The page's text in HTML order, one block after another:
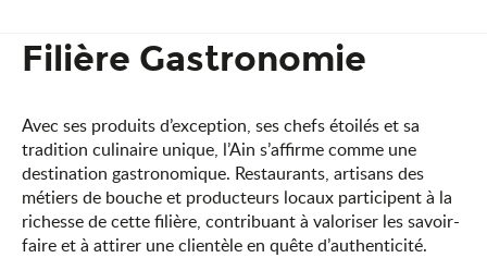
Filière Gastronomie
Avec ses produits d’exception, ses chefs étoilés et sa
tradition culinaire unique, l’Ain s’affirme comme une
destination gastronomique. Restaurants, artisans des
métiers de bouche et producteurs locaux participent à la
richesse de cette filière, contribuant à valoriser les savoir-
faire et à attirer une clientèle en quête d’authenticité.